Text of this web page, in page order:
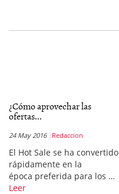
¿Cómo aprovechar las
ofertas...
24 May 2016 Redaccion
El Hot Sale se ha convertido
rápidamente en la
época preferida para los …
Leer